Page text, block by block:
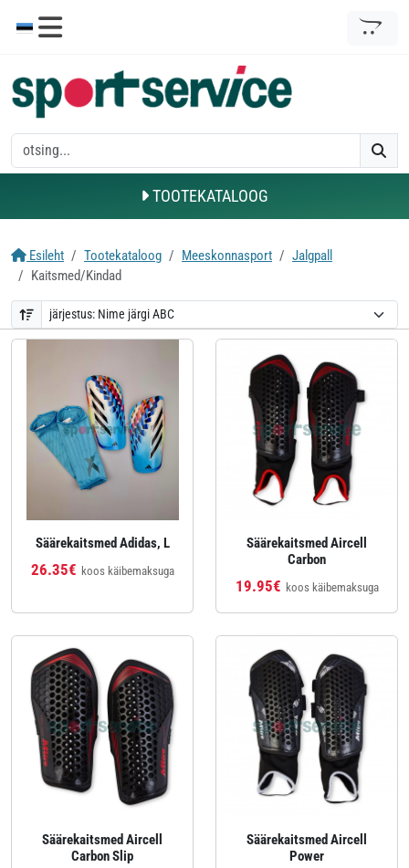
TOOTEKATALOOG
Esileht Tootekataloog Meeskonnasport
Jalgpall
Kaitsmed/Kindad
Säärekaitsmed Adidas, L
26.35€ koos käibemaksuga
Säärekaitsmed Aircell
Carbon
19.95€ koos käibemaksuga
Säärekaitsmed Aircell
Carbon Slip
Säärekaitsmed Aircell
Power